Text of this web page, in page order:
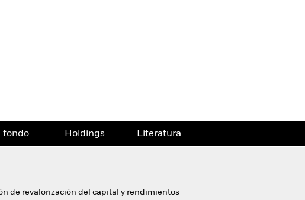
fondo Holdings Literatura
de revalorización del capital y rendimientos